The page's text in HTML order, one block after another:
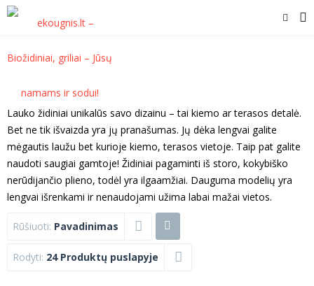
Lauko židiniai unikalūs savo dizainu – tai kiemo ar terasos detalė.
Bet ne tik išvaizda yra jų pranašumas. Jų dėka lengvai galite
mėgautis laužu bet kurioje kiemo, terasos vietoje. Taip pat galite
naudoti saugiai gamtoje! Židiniai pagaminti iš storo, kokybiško
nerūdijančio plieno, todėl yra ilgaamžiai. Dauguma modelių yra
lengvai išrenkami ir nenaudojami užima labai mažai vietos.
Rūšiuoti: Pavadinimas
Rodyti: 24 Produktų puslapyje